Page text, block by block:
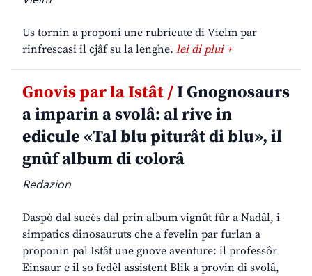
Us tornin a proponi une rubricute di Vielm par
rinfrescasi il cjâf su la lenghe. lei di plui +
Gnovis par la Istât /I Gnognosaurs
a imparin a svolâ: al rive in
edicule «Tal blu piturât di blu», il
gnûf album di colorâ
Redazion
Daspò dal sucès dal prin album vignût fûr a Nadâl, i
simpatics dinosauruts che a fevelin par furlan a
proponin pal Istât une gnove aventure: il professôr
Einsaur e il so fedêl assistent Blik a provin di svolâ,